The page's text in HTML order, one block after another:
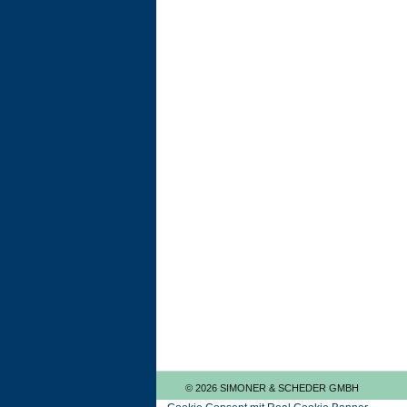
© 2026 SIMONER & SCHEDER GMBH